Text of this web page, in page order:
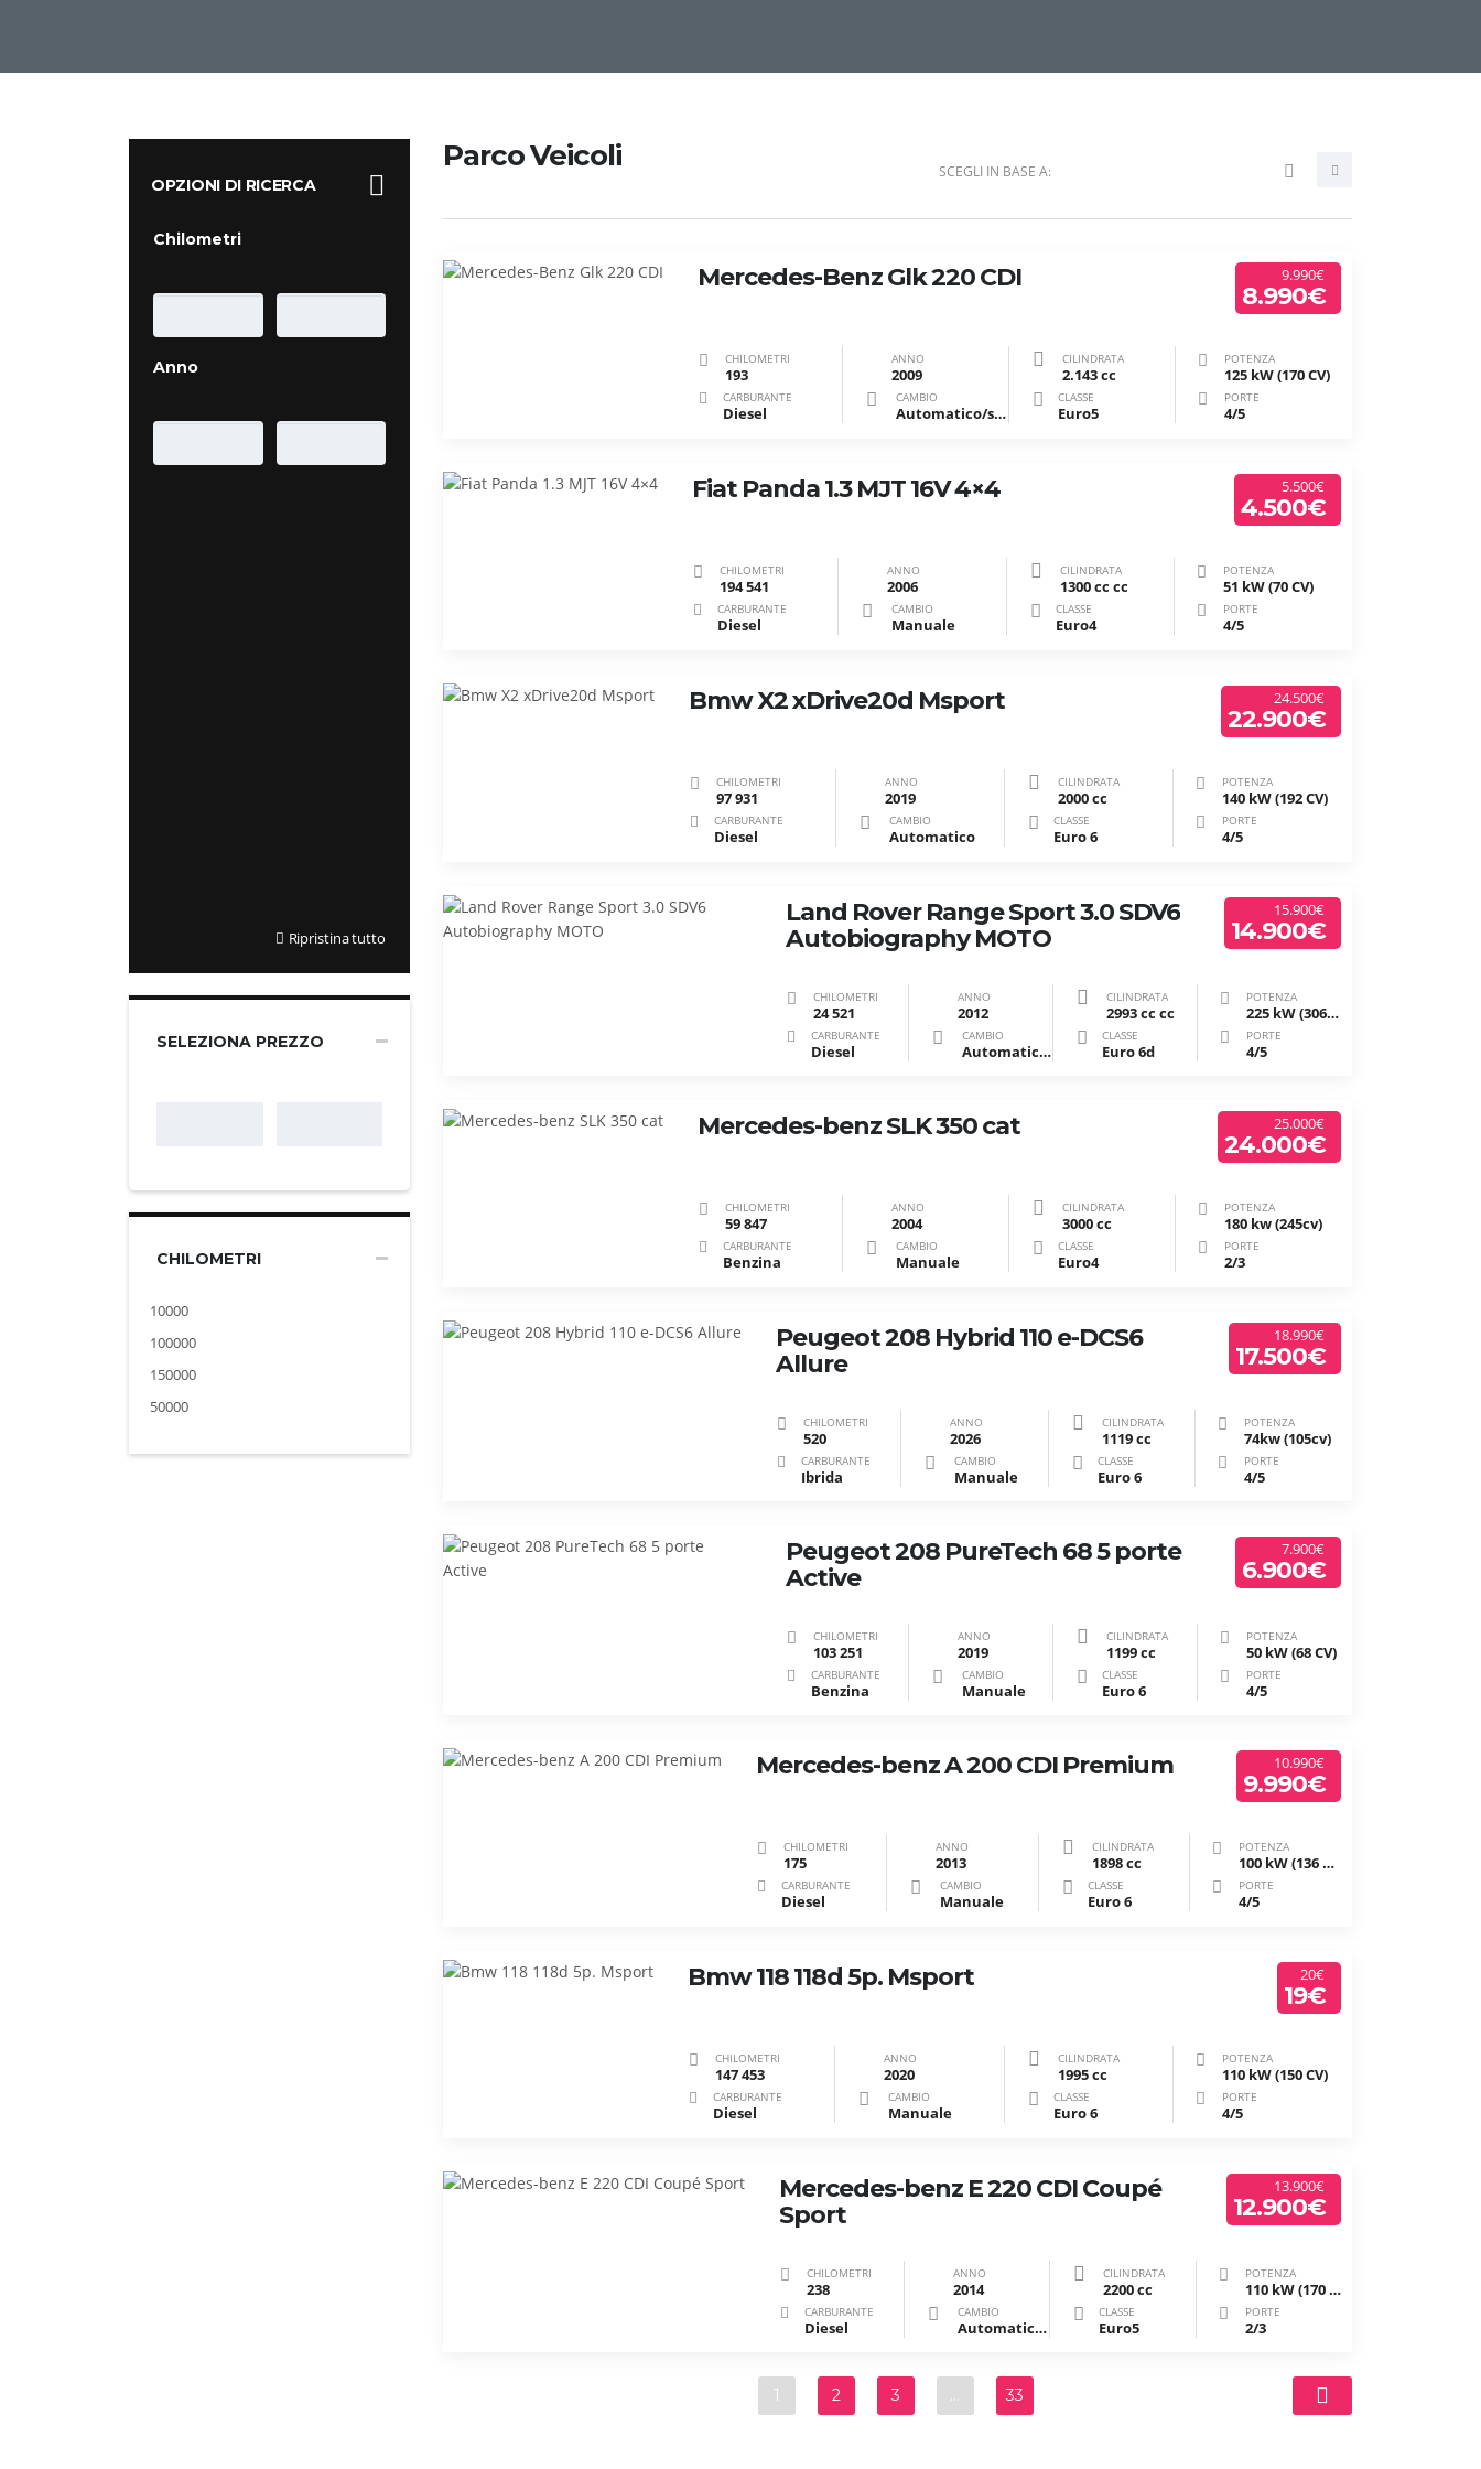
OPZIONI DI RICERCA
Chilometri
Anno
Ripristina tutto
SELEZIONA PREZZO
CHILOMETRI
10000
100000
150000
50000
Parco Veicoli SCEGLI IN BASE A:
9.990€
8.990€
Mercedes-Benz Glk 220 CDI
CHILOMETRI
193
ANNO
2009
CILINDRATA
2.143 cc
POTENZA
125 kW (170 CV)
CARBURANTE
Diesel
CAMBIO
Automatico/sequenziale
CLASSE
Euro5
PORTE
4/5
5.500€
4.500€
Fiat Panda 1.3 MJT 16V 4×4
CHILOMETRI
194 541
ANNO
2006
CILINDRATA
1300 cc cc
POTENZA
51 kW (70 CV)
CARBURANTE
Diesel
CAMBIO
Manuale
CLASSE
Euro4
PORTE
4/5
24.500€
22.900€
Bmw X2 xDrive20d Msport
CHILOMETRI
97 931
ANNO
2019
CILINDRATA
2000 cc
POTENZA
140 kW (192 CV)
CARBURANTE
Diesel
CAMBIO
Automatico
CLASSE
Euro 6
PORTE
4/5
15.900€
14.900€
Land Rover Range Sport 3.0 SDV6
Autobiography MOTO
CHILOMETRI
24 521
ANNO
2012
CILINDRATA
2993 cc cc
POTENZA
225 kW (306 CV)
CARBURANTE
Diesel
CAMBIO
Automatico/sequenziale
CLASSE
Euro 6d
PORTE
4/5
25.000€
24.000€
Mercedes-benz SLK 350 cat
CHILOMETRI
59 847
ANNO
2004
CILINDRATA
3000 cc
POTENZA
180 kw (245cv)
CARBURANTE
Benzina
CAMBIO
Manuale
CLASSE
Euro4
PORTE
2/3
18.990€
17.500€
Peugeot 208 Hybrid 110 e-DCS6
Allure
CHILOMETRI
520
ANNO
2026
CILINDRATA
1119 cc
POTENZA
74kw (105cv)
CARBURANTE
Ibrida
CAMBIO
Manuale
CLASSE
Euro 6
PORTE
4/5
7.900€
6.900€
Peugeot 208 PureTech 68 5 porte
Active
CHILOMETRI
103 251
ANNO
2019
CILINDRATA
1199 cc
POTENZA
50 kW (68 CV)
CARBURANTE
Benzina
CAMBIO
Manuale
CLASSE
Euro 6
PORTE
4/5
10.990€
9.990€
Mercedes-benz A 200 CDI Premium
CHILOMETRI
175
ANNO
2013
CILINDRATA
1898 cc
POTENZA
100 kW (136 CV)
CARBURANTE
Diesel
CAMBIO
Manuale
CLASSE
Euro 6
PORTE
4/5
20€
19€
Bmw 118 118d 5p. Msport
CHILOMETRI
147 453
ANNO
2020
CILINDRATA
1995 cc
POTENZA
110 kW (150 CV)
CARBURANTE
Diesel
CAMBIO
Manuale
CLASSE
Euro 6
PORTE
4/5
13.900€
12.900€
Mercedes-benz E 220 CDI Coupé
Sport
CHILOMETRI
238
ANNO
2014
CILINDRATA
2200 cc
POTENZA
110 kW (170 CV)
CARBURANTE
Diesel
CAMBIO
Automatico/sequenziale
CLASSE
Euro5
PORTE
2/3
1 2 3 … 33